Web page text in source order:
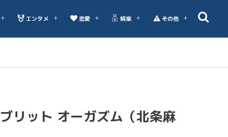
エンタメ 恋愛 娯楽 その他
リット オーガズム（北条麻